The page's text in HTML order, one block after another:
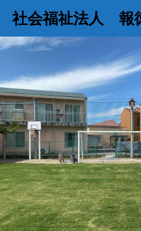
社会福祉法人 報